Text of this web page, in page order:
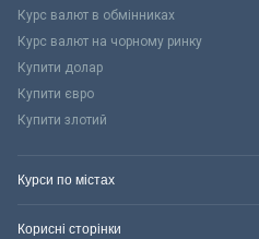
Курс валют в обмінниках
Курс валют на чорному ринку
Купити долар
Купити євро
Купити злотий
Курси по містах
Корисні сторінки